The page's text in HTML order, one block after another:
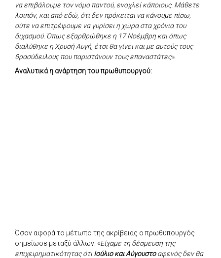
να επιβάλουμε τον νόμο παντού, ενοχλεί κάποιους. Μάθετε
λοιπόν, και από εδώ, ότι δεν πρόκειται να κάνουμε πίσω,
ούτε να επιτρέψουμε να γυρίσει η χώρα στα χρόνια του
διχασμού. Όπως εξαρθρώθηκε η 17 Νοέμβρη και όπως
διαλύθηκε η Χρυσή Αυγή, έτσι θα γίνει και με αυτούς τους
θρασύδειλους που παριστάνουν τους επαναστάτες».
Αναλυτικά η ανάρτηση του πρωθυπουργού:
Όσον αφορά το μέτωπο της ακρίβειας ο πρωθυπουργός
σημείωσε μεταξύ άλλων: «Είχαμε τη δέσμευση της
επιχειρηματικότητας ότι Ιούλιο και Αύγουστοαφενός δεν θα